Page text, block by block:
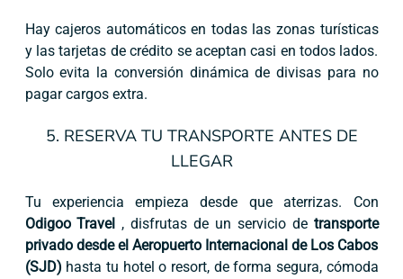
Hay cajeros automáticos en todas las zonas turísticas
y las tarjetas de crédito se aceptan casi en todos lados.
Solo evita la conversión dinámica de divisas para no
pagar cargos extra.
5. RESERVA TU TRANSPORTE ANTES DE
LLEGAR
Tu experiencia empieza desde que aterrizas. Con
Odigoo Travel , disfrutas de un servicio de transporte
privado desde el Aeropuerto Internacional de Los Cabos
(SJD) hasta tu hotel o resort, de forma segura, cómoda